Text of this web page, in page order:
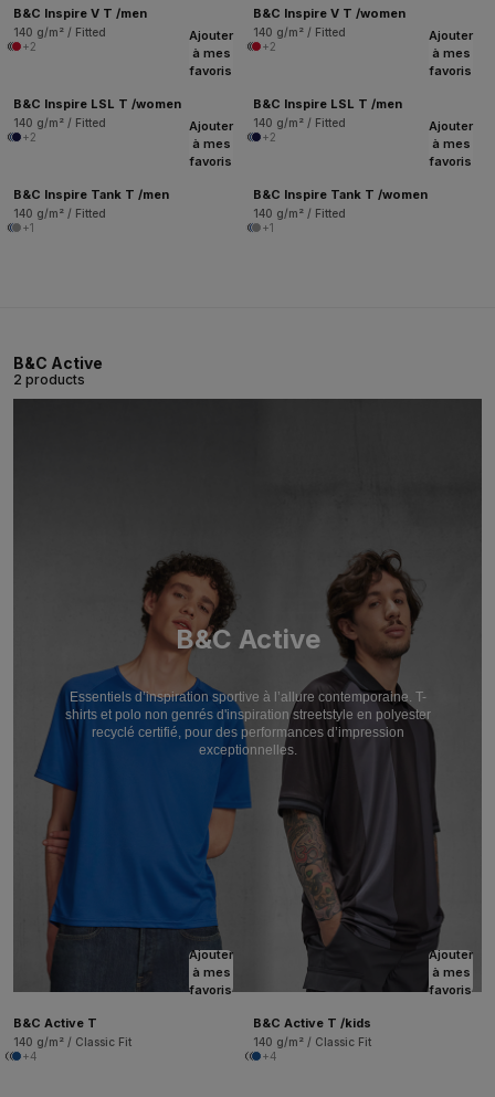
B&C Inspire V T /men
140 g/m² / Fitted
+2
B&C Inspire V T /women
140 g/m² / Fitted
+2
Ajouter
à mes
favoris
B&C Inspire LSL T /women
140 g/m² / Fitted
+2
Ajouter
à mes
favoris
B&C Inspire LSL T /men
140 g/m² / Fitted
+2
Ajouter
à mes
favoris
B&C Inspire Tank T /men
140 g/m² / Fitted
+1
Ajouter
à mes
favoris
B&C Inspire Tank T /women
140 g/m² / Fitted
+1
B&C Active
2 products
B&C Active
Essentiels d’inspiration sportive à l’allure contemporaine. T-
shirts et polo non genrés d'inspiration streetstyle en polyester
recyclé certifié, pour des performances d’impression
exceptionnelles.
Ajouter
à mes
favoris
B&C Active T
140 g/m² / Classic Fit
+4
Ajouter
à mes
favoris
B&C Active T /kids
140 g/m² / Classic Fit
+4